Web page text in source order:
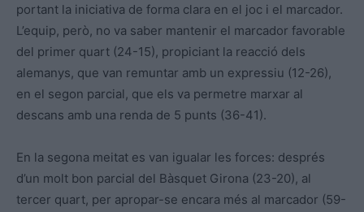
portant la iniciativa de forma clara en el joc i el marcador.
L’equip, però, no va saber mantenir el marcador favorable
del primer quart (24-15), propiciant la reacció dels
alemanys, que van remuntar amb un expressiu (12-26),
en el segon parcial, que els va permetre marxar al
descans amb una renda de 5 punts (36-41).
En la segona meitat es van igualar les forces: després
d’un molt bon parcial del Bàsquet Girona (23-20), al
tercer quart, per apropar-se encara més al marcador (59-